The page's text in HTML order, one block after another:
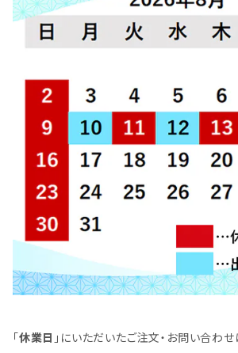
「休業日 」にいただいたご注文・お問い合わせ